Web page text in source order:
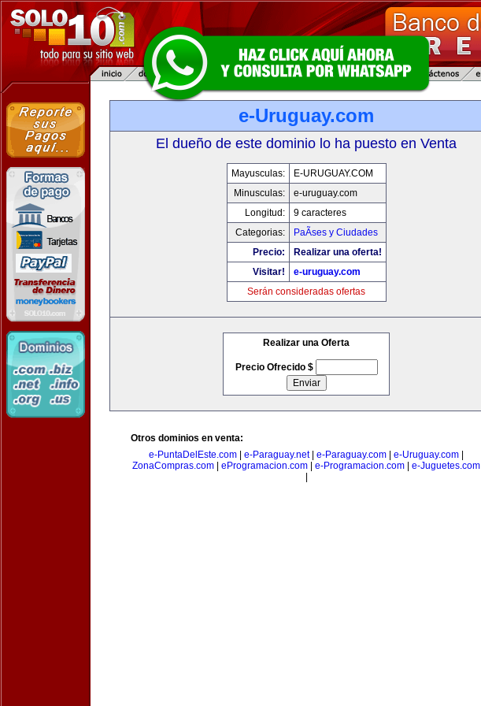
e-Uruguay.com
El dueño de este dominio lo ha puesto en Venta
Mayusculas:
E-URUGUAY.COM
Minusculas:
e-uruguay.com
Longitud:
9 caracteres
Categorias:
PaÃ­ses y Ciudades
Precio:
Realizar una oferta!
Visitar!
e-uruguay.com
Serán consideradas ofertas
Realizar una Oferta
Precio Ofrecido $
Otros dominios en venta:
e-PuntaDelEste.com
e-Paraguay.net| e-Paraguay.com e-Uruguay.com
ZonaCompras.com
eProgramacion.com e-Programacion.com
e-Juguetes.com